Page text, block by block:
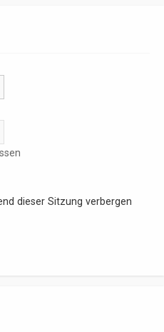
dieser Sitzung verbergen